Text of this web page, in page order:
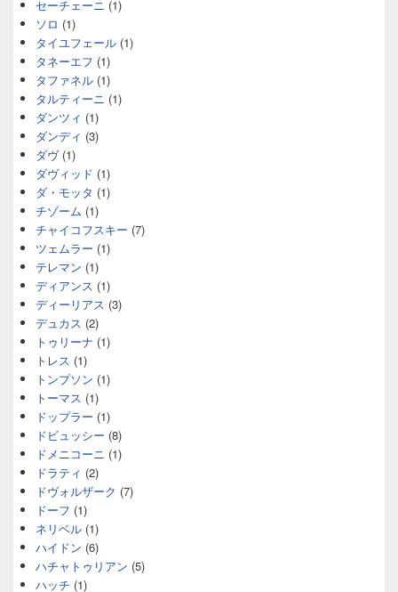
セーチェーニ (1)
ソロ (1)
タイユフェール (1)
タネーエフ (1)
タファネル (1)
タルティーニ (1)
ダンツィ (1)
ダンディ (3)
ダヴ(1)
ダヴィッド (1)
ダ・モッタ (1)
チゾーム (1)
チャイコフスキー (7)
ツェムラー (1)
テレマン (1)
ディアンス (1)
ディーリアス (3)
デュカス (2)
トゥリーナ (1)
トレス (1)
トンプソン (1)
トーマス (1)
ドップラー (1)
ドビュッシー (8)
ドメニコーニ (1)
ドラティ (2)
ドヴォルザーク (7)
ドーフ (1)
ネリベル (1)
ハイドン (6)
ハチャトゥリアン (5)
ハッチ (1)